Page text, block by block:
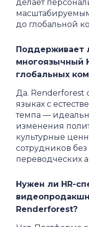
делает
масштабируемым
до глобальной
Поддерживает
многоязычный
глобальных
Да. Renderforest
языках с
темпа —
изменения
культурные
сотрудников
переводческих
Нужен ли HR-
Renderforest?